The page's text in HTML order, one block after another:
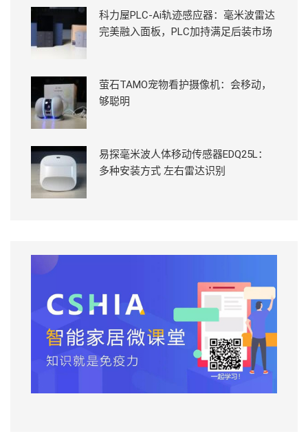
科力屋PLC-Ai轨迹感应器：毫米波雷达
完美融入面板，PLC加持满足后装市场
萤石TAMO宠物看护摄像机：会移动，
够聪明
易探毫米波人体移动传感器EDQ25L：
多种安装方式 左右雷达识别